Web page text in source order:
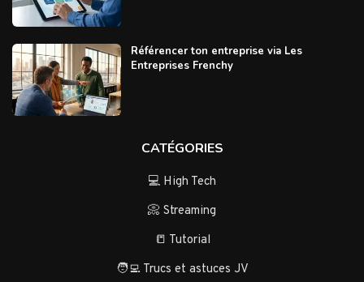
Référencer ton entreprise via Les
Entreprises Frenchy
CATÉGORIES
💻 High Tech
📀 Streaming
📒 Tutorial
🧑‍💻 Trucs et astuces JV